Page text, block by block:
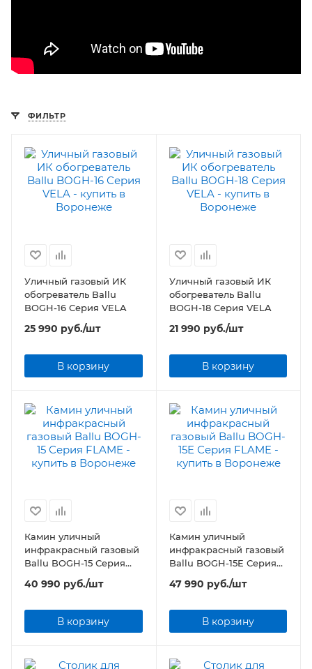
ФИЛЬТР
Уличный газовый ИК
обогреватель Ballu
BOGH-16 Серия VELA
25 990 руб./шт
В корзину
Уличный газовый ИК
обогреватель Ballu
BOGH-18 Серия VELA
21 990 руб./шт
В корзину
Камин уличный
инфракрасный газовый
Ballu BOGH-15 Серия
40 990 руб./шт
В корзину
Камин уличный
инфракрасный газовый
Ballu BOGH-15E Серия
47 990 руб./шт
В корзину